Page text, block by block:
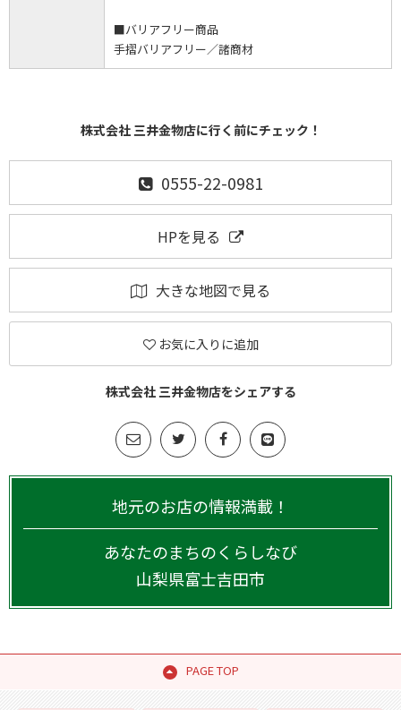
■バリアフリー商品
手摺バリアフリー／諸商材
株式会社 三井金物店に行く前にチェック！
0555-22-0981
HPを見る
大きな地図で見る
お気に入りに追加
株式会社 三井金物店をシェアする
地元のお店の情報満載！
あなたのまちのくらしなび
山梨県富士吉田市
PAGE TOP